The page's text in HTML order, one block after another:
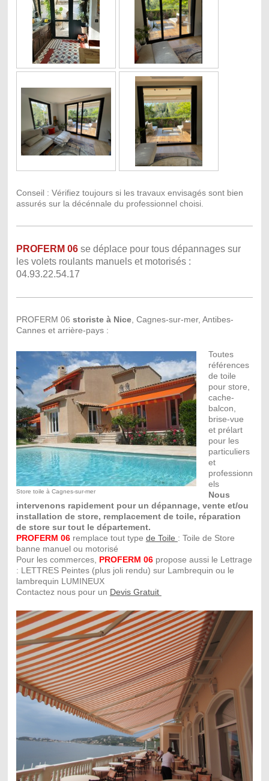
Conseil : Vérifiez toujours si les travaux envisagés sont bien
assurés sur la décénnale du professionnel choisi.
PROFERM 06se déplace pour tous dépannages sur
les volets roulants manuels et motorisés :
04.93.22.54.17
PROFERM 06 storiste à Nice, Cagnes-sur-mer, Antibes-
Cannes et arrière-pays :
Store toile à Cagnes-sur-mer
Toutes
références
de toile
pour store,
cache-
balcon,
brise-vue
et prélart
pour les
particuliers
et
professionn
els
Nous
intervenons rapidement pour un dépannage, vente et/ou
installation de store, remplacement de toile, réparation
de store sur tout le département.
PROFERM 06remplace tout type de Toile : Toile de Store
banne manuel ou motorisé
Pour les commerces, PROFERM 06propose aussi le Lettrage
: LETTRES Peintes (plus joli rendu) sur Lambrequin ou le
lambrequin LUMINEUX
Contactez nous pour un Devis Gratuit